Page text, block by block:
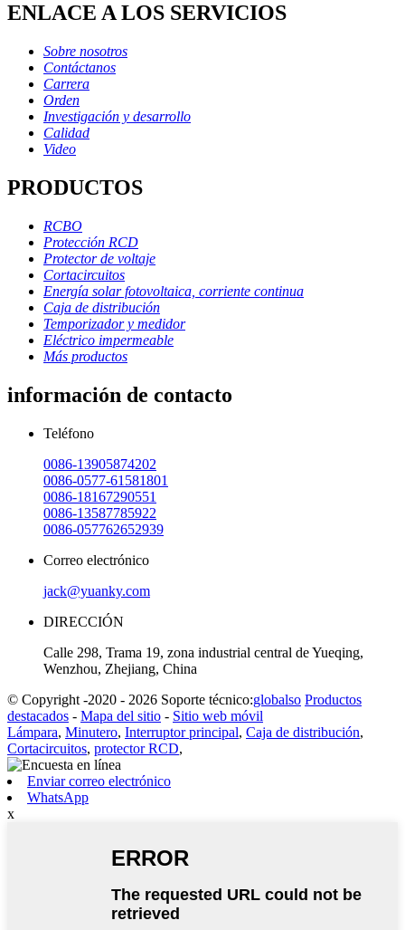
ENLACE A LOS SERVICIOS
Sobre nosotros
Contáctanos
Carrera
Orden
Investigación y desarrollo
Calidad
Video
PRODUCTOS
RCBO
Protección RCD
Protector de voltaje
Cortacircuitos
Energía solar fotovoltaica, corriente continua
Caja de distribución
Temporizador y medidor
Eléctrico impermeable
Más productos
información de contacto
Teléfono
0086-13905874202
0086-0577-61581801
0086-18167290551
0086-13587785922
0086-057762652939
Correo electrónico
jack@yuanky.com
DIRECCIÓN
Calle 298, Trama 19, zona industrial central de Yueqing,
Wenzhou, Zhejiang, China
© Copyright -2020 - 2026 Soporte técnico:globalso Productos
destacados - Mapa del sitio - Sitio web móvil
Lámpara, Minutero, Interruptor principal, Caja de distribución,
Cortacircuitos, protector RCD,
Enviar correo electrónico
WhatsApp
x